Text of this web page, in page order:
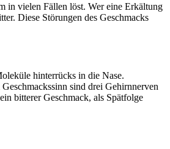
in vielen Fällen löst. Wer eine Erkältung
Diese Störungen des Geschmacks
hinterrücks in die Nase.
sind drei Gehirnnerven
bitterer Geschmack, als Spätfolge